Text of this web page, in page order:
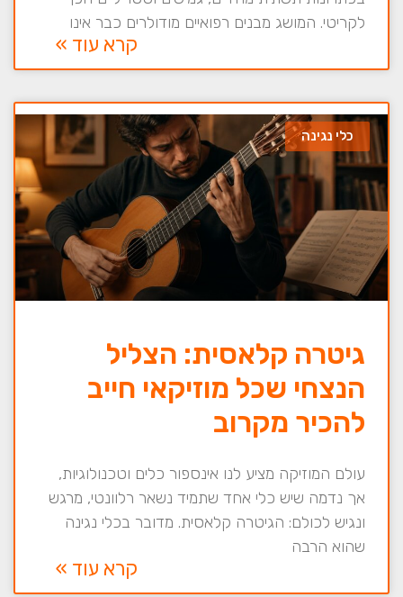
לקריטי. המושג מבנים רפואיים מודולרים כבר אינו
קרא עוד »
כלי נגינה
גיטרה קלאסית: הצליל
הנצחי שכל מוזיקאי חייב
להכיר מקרוב
עולם המוזיקה מציע לנו אינספור כלים וטכנולוגיות,
אך נדמה שיש כלי אחד שתמיד נשאר רלוונטי, מרגש
ונגיש לכולם: הגיטרה קלאסית. מדובר בכלי נגינה
שהוא הרבה
קרא עוד »